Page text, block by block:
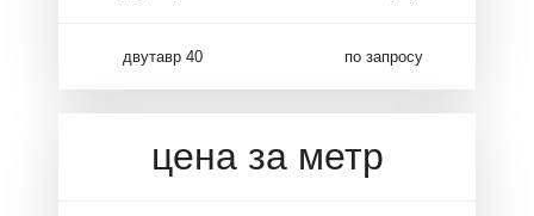
двутавр 40 по запросу
цена за метр